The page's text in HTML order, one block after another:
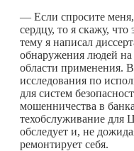
— Если спросите
сердцу, то я скажу,
тему я написал
обнаружения людей на
области применения.
исследования по
для систем
мошенничества в
техобслуживание для
обследует и, не
ремонтирует себя.